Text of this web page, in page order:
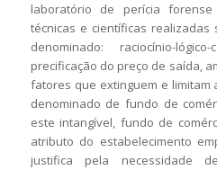
laboratório de perícia
técnicas e científicas
denominado: raciocínio-
precificação do preço de saída,
fatores que extinguem e limitam
denominado de fundo de
este intangível, fundo de
atributo do estabelecimento
justifica pela